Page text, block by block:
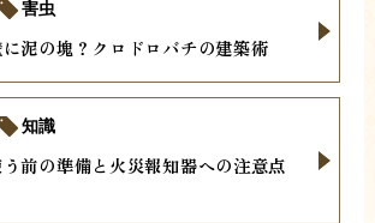
泥の塊？クロドロバチの建築術
害虫
前の準備と火災報知器への注意点
知識